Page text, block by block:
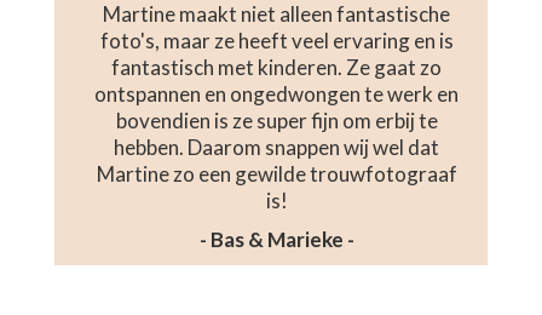
Martine maakt niet alleen fantastische
foto's, maar ze heeft veel ervaring en is
fantastisch met kinderen. Ze gaat zo
ontspannen en ongedwongen te werk en
bovendien is ze super fijn om erbij te
hebben. Daarom snappen wij wel dat
Martine zo een gewilde trouwfotograaf
is!
- Bas & Marieke -